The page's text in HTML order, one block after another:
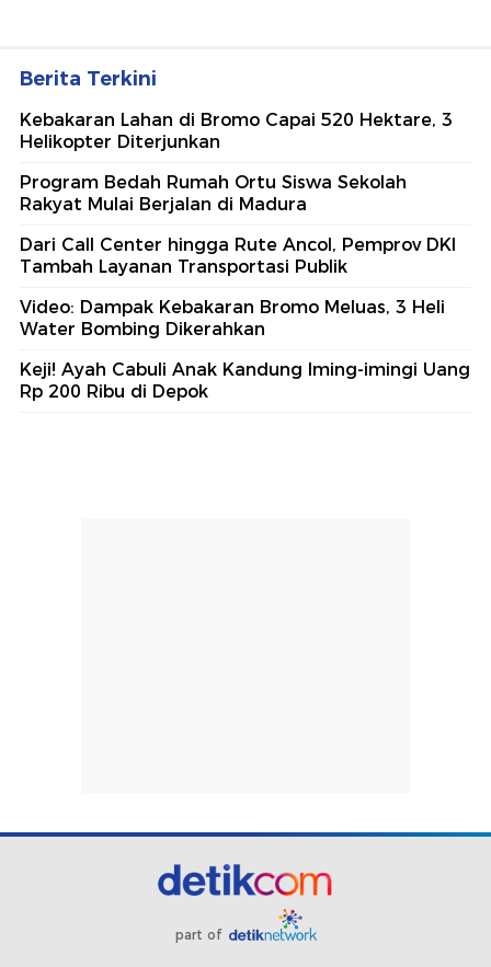
Berita Terkini
Kebakaran Lahan di Bromo Capai 520 Hektare, 3
Helikopter Diterjunkan
Program Bedah Rumah Ortu Siswa Sekolah
Rakyat Mulai Berjalan di Madura
Dari Call Center hingga Rute Ancol, Pemprov DKI
Tambah Layanan Transportasi Publik
Video: Dampak Kebakaran Bromo Meluas, 3 Heli
Water Bombing Dikerahkan
Keji! Ayah Cabuli Anak Kandung Iming-imingi Uang
Rp 200 Ribu di Depok
part of